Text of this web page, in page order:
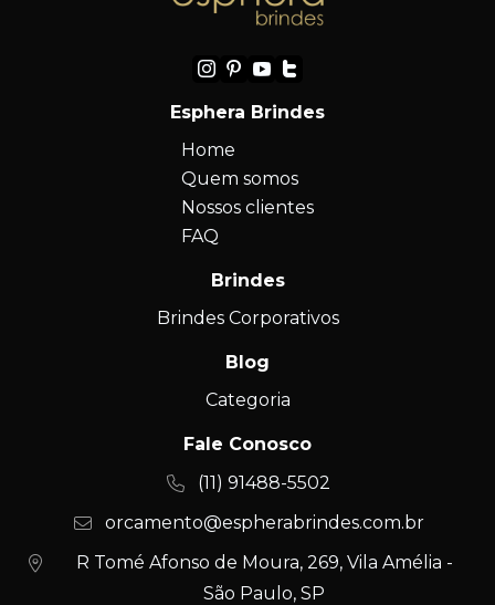
Esphera Brindes
Home
Quem somos
Nossos clientes
FAQ
Brindes
Brindes Corporativos
Blog
Categoria
Fale Conosco
(11) 91488-5502
orcamento@espherabrindes.com.br
R Tomé Afonso de Moura, 269, Vila Amélia -
São Paulo, SP